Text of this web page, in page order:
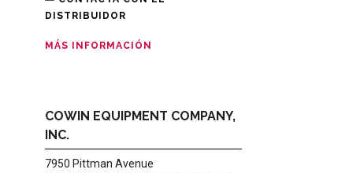
DISTRIBUIDOR
MÁS INFORMACIÓN
COWIN EQUIPMENT COMPANY,
INC.
7950 Pittman Avenue